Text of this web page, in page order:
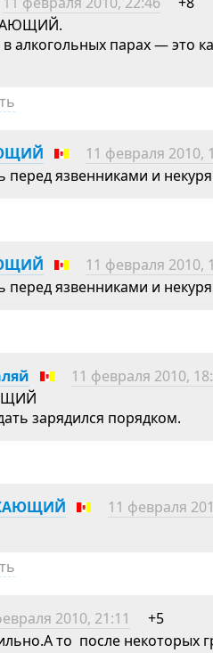
алкогольных парах — это
11 февраля 2010,
перед язвенниками и
11 февраля 2010,
перед язвенниками и
11 февраля 2010,
зарядился порядком.
11 февраля
2010, 21:11
+5
то после некоторых